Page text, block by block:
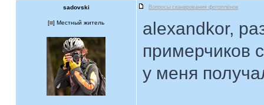
sadovski Вопросы сканирования фотоплёнок
[ ] Местный житель
alexandkor,
примерчиков
у меня